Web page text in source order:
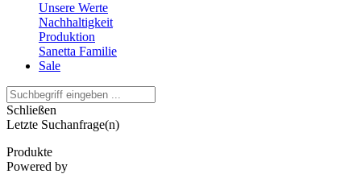
Unsere Werte
Nachhaltigkeit
Produktion
Sanetta Familie
Sale
Schließen
Letzte Suchanfrage(n)
Produkte
Powered by